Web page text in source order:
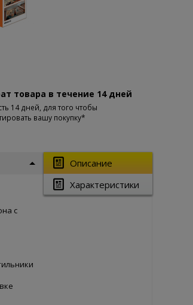
товара в течение 14 дней
14 дней, для того чтобы
вашу покупку*
Описание
Характеристики
с